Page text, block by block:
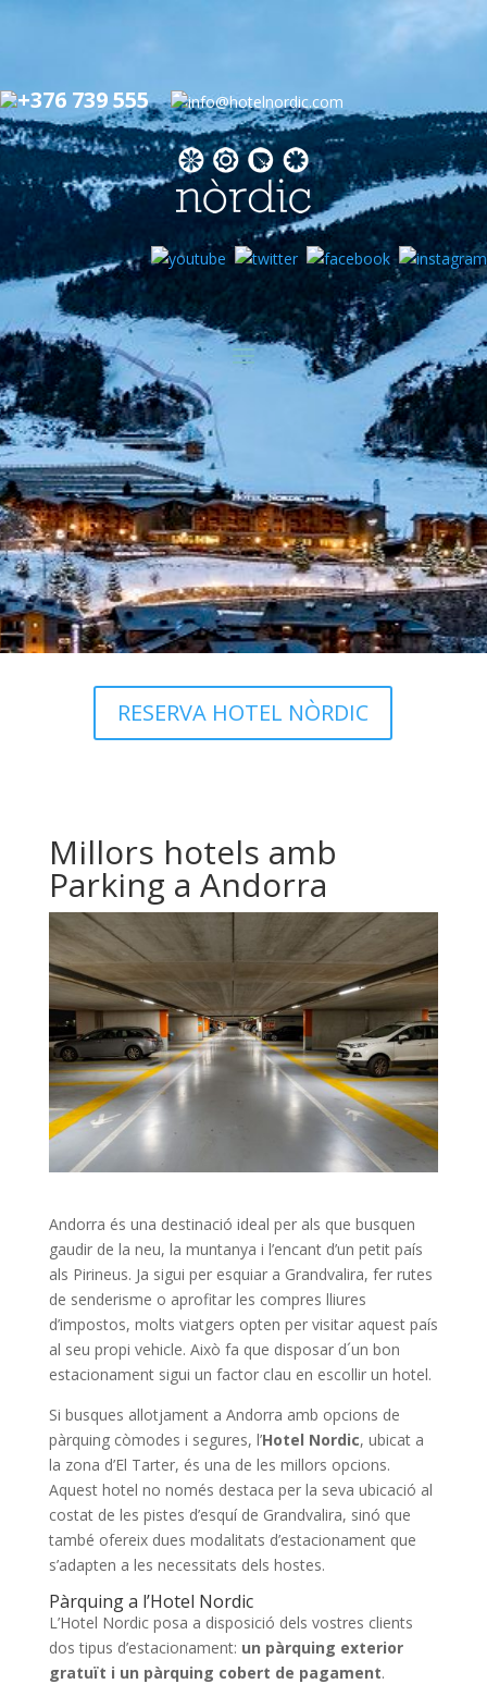
+376 739 555 info@hotelnordic.com
RESERVA HOTEL NÒRDIC
Millors hotels amb
Parking a Andorra
Andorra és una destinació ideal per als que busquen
gaudir de la neu, la muntanya i l’encant d’un petit país
als Pirineus. Ja sigui per esquiar a Grandvalira, fer rutes
de senderisme o aprofitar les compres lliures
d’impostos, molts viatgers opten per visitar aquest país
al seu propi vehicle. Això fa que disposar d´un bon
estacionament sigui un factor clau en escollir un hotel.
Si busques allotjament a Andorra amb opcions de
pàrquing còmodes i segures, l’Hotel Nordic, ubicat a
la zona d’El Tarter, és una de les millors opcions.
Aquest hotel no només destaca per la seva ubicació al
costat de les pistes d’esquí de Grandvalira, sinó que
també ofereix dues modalitats d’estacionament que
s’adapten a les necessitats dels hostes.
Pàrquing a l’Hotel Nordic
L’Hotel Nordic posa a disposició dels vostres clients
dos tipus d’estacionament: un pàrquing exterior
gratuït i un pàrquing cobert de pagament.